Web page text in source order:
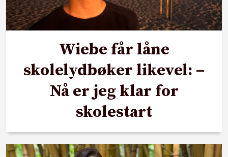
Wiebe får låne
skolelydbøker likevel: –
Nå er jeg klar for
skolestart